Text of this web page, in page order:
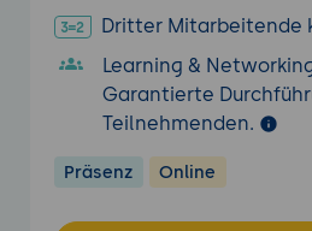
Dritter Mitarbeitende
Learning &
Garantierte
Teilnehmenden.
Präsenz Online